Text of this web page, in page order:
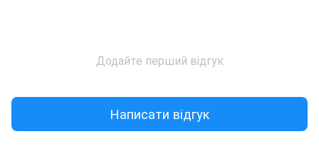
Додайте перший відгук
Написати відгук